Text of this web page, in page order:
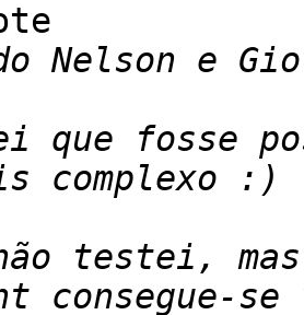
que fosse
testei, mas